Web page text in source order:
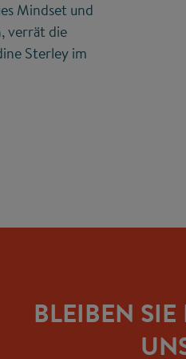
Mindset und
verrät die
Sterley im
BLEIBEN